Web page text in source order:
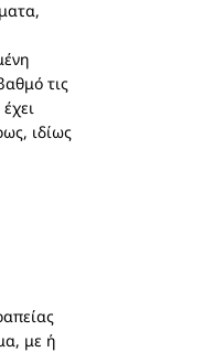
τις
ιδίως
με ή